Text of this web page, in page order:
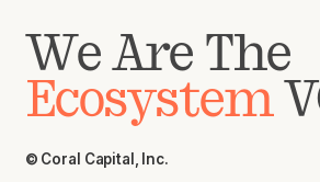
We Are The
Ecosystem
© Coral Capital, Inc.